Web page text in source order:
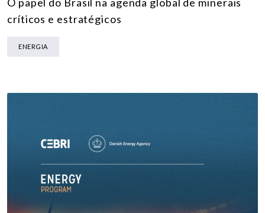
críticos e estratégicos
ENERGIA